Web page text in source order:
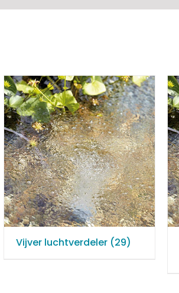
Vijver luchtverdeler (29)